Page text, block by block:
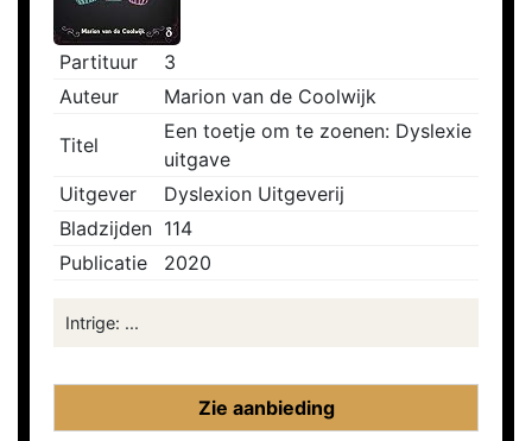
Partituur
3
Auteur
Marion van de Coolwijk
Titel
Een toetje om te zoenen: Dyslexie
uitgave
Uitgever
Dyslexion Uitgeverij
Bladzijden 114
Publicatie
2020
Intrige: ...
Zie aanbieding